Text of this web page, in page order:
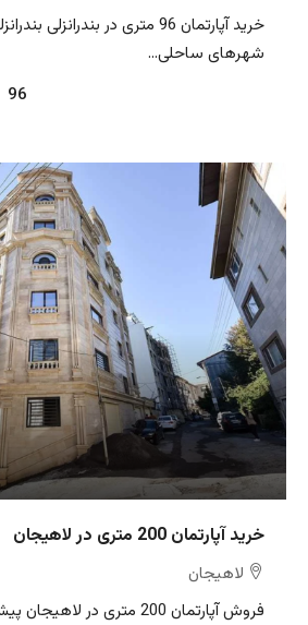
خرید آپارتمان 96 متری در بندرانزلی
شهرهای ساحلی...
96
خرید آپارتمان 200 متری در لاهیجان
لاهیجان
فروش آپارتمان 200 متری در